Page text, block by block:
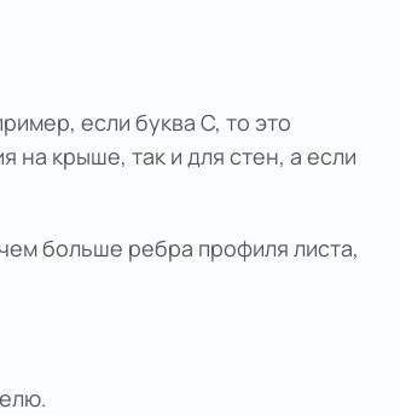
если буква С, то это
на крыше, так и для стен, а если
больше ребра профиля листа,